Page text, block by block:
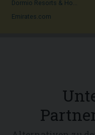
Dormio Resorts & Ho...
Emirates.com